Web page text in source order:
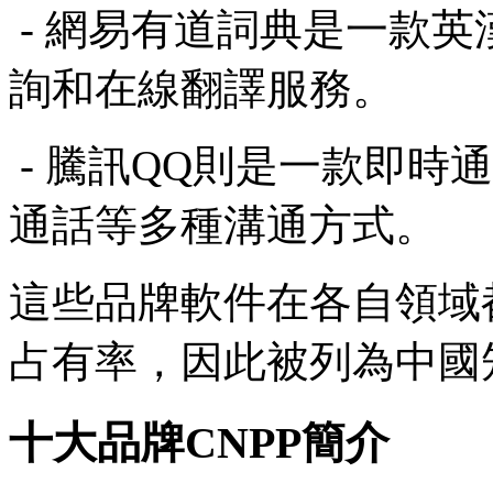
- 網易有道詞典是一款
詢和在線翻譯服務。
- 騰訊QQ則是一款即時
通話等多種溝通方式。
這些品牌軟件在各自領
占有率，因此被列為中
十大品牌CNPP簡介